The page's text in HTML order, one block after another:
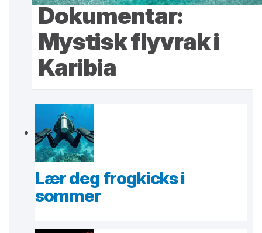
Dokumentar:
Mystisk flyvrak i
Karibia
Lær deg frogkicks i
sommer